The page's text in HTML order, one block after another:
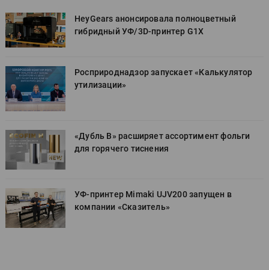
HeyGears анонсировала полноцветный
гибридный УФ/3D-принтер G1X
Росприроднадзор запускает «Калькулятор
утилизации»
«Дубль В» расширяет ассортимент фольги
для горячего тиснения
УФ-принтер Mimaki UJV200 запущен в
компании «Сказитель»